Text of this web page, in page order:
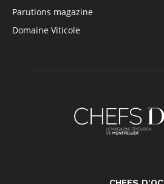
Parutions magazine
Domaine Viticole